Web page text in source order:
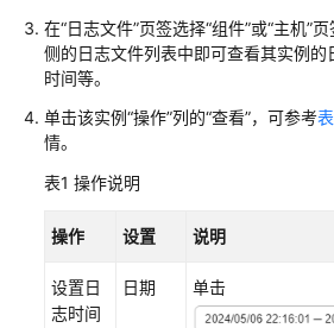
明
快
速
入
用
户
指
南
在“日志文件”页签选择“组件”或“主机”
侧的日志文件列表中即可查看其实例的
时间等。
单击该实例“操作”列的“查看”，可参考
情。
表1 操作说明
操作 设置 说明
设置日
志时间
日期 单击